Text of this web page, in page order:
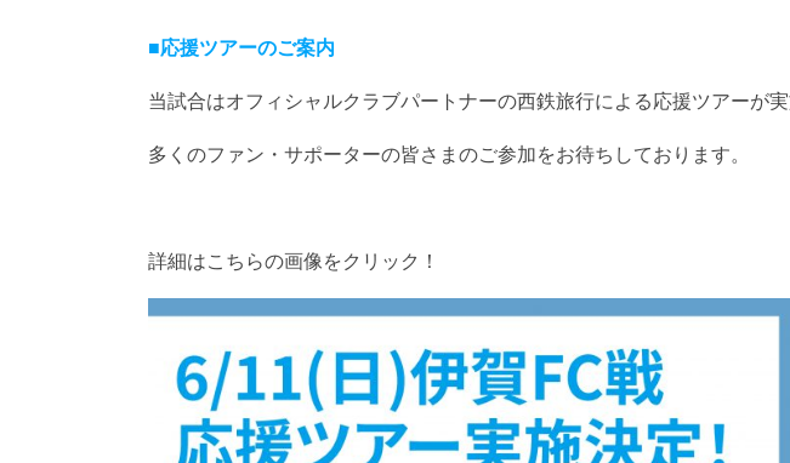
■応援ツアーのご案内
当試合はオフィシャルクラブパートナーの西鉄旅行による応援ツアーが実
多くのファン・サポーターの皆さまのご参加をお待ちしております。
詳細はこちらの画像をクリック！